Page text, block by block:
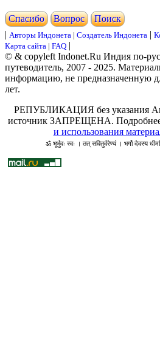
Cпасибо Вопрос
Поиск
| Авторы Индонета | Создатель Индонета |
Карта сайта | FAQ |
© & copyleft Indonet.Ru Индия по-
путеводитель, 2007 - 2025.
информацию, не предназначенную
лет.
РЕПУБЛИКАЦИЯ без указания
источник ЗАПРЕЩЕНА.
и использования
ॐ भूर्भुवः स्वः । तत् सवितुर्वरेण्यं । भर्गो देवस्य